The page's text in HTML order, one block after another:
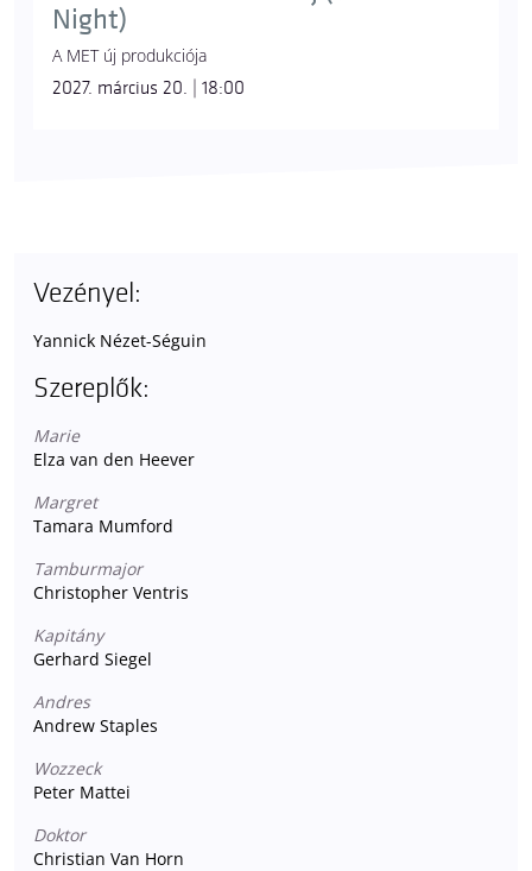
Night)
A MET új produkciója
2027. március 20. | 18:00
Vezényel:
Yannick Nézet-Séguin
Szereplők:
Marie
Elza van den Heever
Margret
Tamara Mumford
Tamburmajor
Christopher Ventris
Kapitány
Gerhard Siegel
Andres
Andrew Staples
Wozzeck
Peter Mattei
Doktor
Christian Van Horn